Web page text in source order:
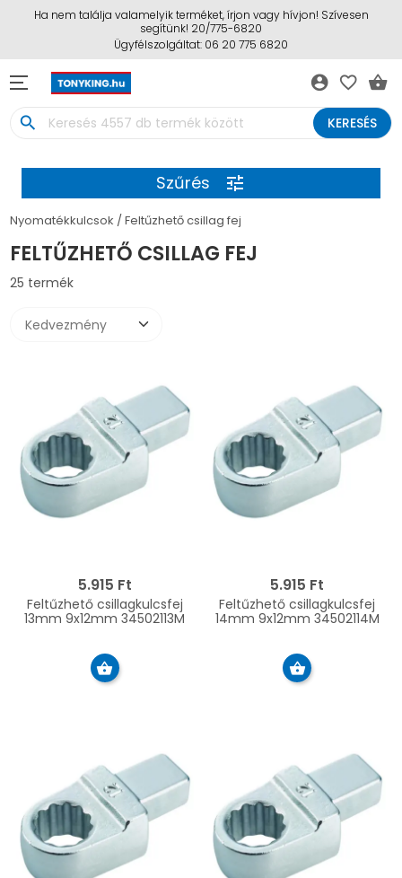
Ha nem találja valamelyik terméket, írjon vagy hívjon! Szívesen
segítünk! 20/775-6820
Ügyfélszolgáltat: 06 20 775 6820
account_circle favorite_border shopping_basket
search KERESÉS
Szűrés tune
Nyomatékkulcsok Feltűzhető csillag fej
FELTŰZHETŐ CSILLAG FEJ
25 termék
5.915 Ft
Feltűzhető csillagkulcsfej
13mm 9x12mm 34502113M
5.915 Ft
Feltűzhető csillagkulcsfej
14mm 9x12mm 34502114M